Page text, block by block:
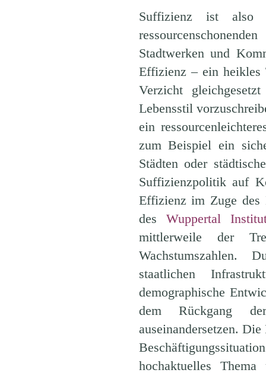
Suffizienz ist also
Stadtwerken und
Effizienz – ein heikles
Verzicht
Lebensstil
ein
zum Beispiel ein
Städten oder
Suffizienzpolitik auf
Effizienz im Zuge des
des Wuppertal
mittlerweile der
Wachstumszahlen.
staatlichen
demographische
dem Rückgang
auseinandersetzen.
hochaktuelles